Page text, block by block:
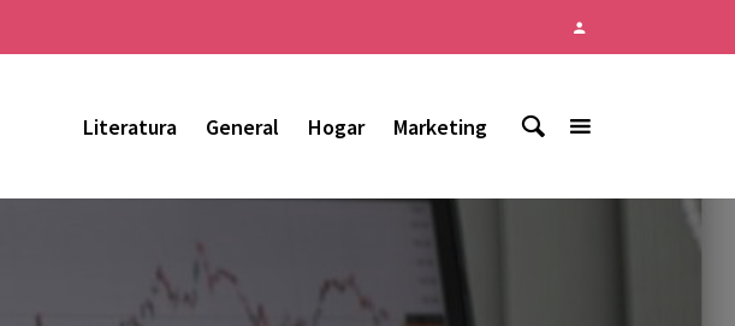
Literatura General Hogar Marketing